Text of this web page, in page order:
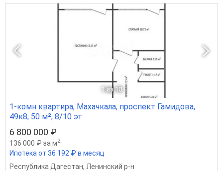
1 из 10
1-комн квартира, Махачкала, проспект Гамидова,
49к8, 50 м², 8/10 эт.
6 800 000 ₽
136 000 ₽ за м2
Ипотека от 36 192 ₽ в месяц
Республика Дагестан, Ленинский р-н